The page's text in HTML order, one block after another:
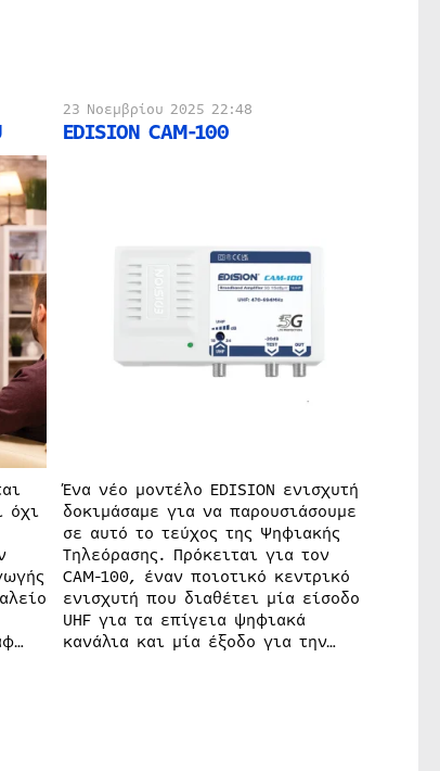
όχι
23 Νοεμβρίου 2025 22:48
EDISION CAM-100
Ένα νέο μοντέλο EDISION ενισχυτή
δοκιμάσαμε για να παρουσιάσουμε
σε αυτό το τεύχος της Ψηφιακής
Τηλεόρασης. Πρόκειται για τον
CAM-100, έναν ποιοτικό κεντρικό
ενισχυτή που διαθέτει μία είσοδο
UHF για τα επίγεια ψηφιακά
κανάλια και μία έξοδο για την…